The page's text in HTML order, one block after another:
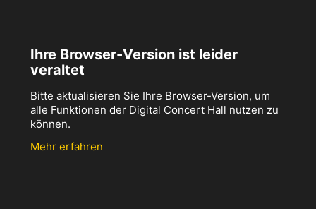
Ihre Browser-Version ist leider
veraltet
Bitte aktualisieren Sie Ihre Browser-Version, um
alle Funktionen der Digital Concert Hall nutzen zu
können.
Mehr erfahren